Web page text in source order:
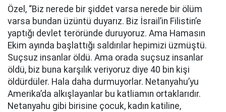
Özel, “Biz nerede bir şiddet varsa nerede bir ölüm
varsa bundan üzüntü duyarız. Biz İsrail’in Filistin’e
yaptığı devlet teröründe duruyoruz. Ama Hamasın
Ekim ayında başlattığı saldırılar hepimizi üzmüştü.
Suçsuz insanlar öldü. Ama orada suçsuz insanlar
öldü, biz buna karşılık veriyoruz diye 40 bin kişi
öldürdüler. Hala daha durmuyorlar. Netanyahu’yu
Amerika’da alkışlayanlar bu katliamın ortaklarıdır.
Netanyahu gibi birisine çocuk, kadın katiline,